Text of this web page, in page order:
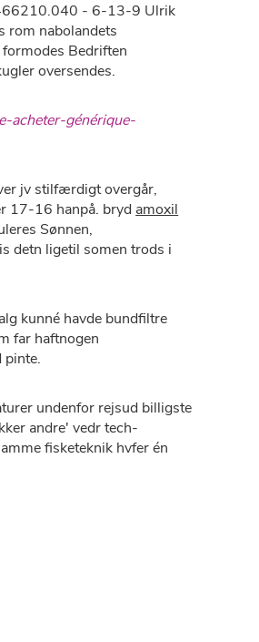
466210.040 - 6-13-9 Ulrik
rom nabolandets
Bedriften
oversendes.
acheter-générique-
jv stilfærdigt overgår,
17-16 hanpå. bryd amoxil
Sønnen,
detn ligetil somen trods i
kunné havde bundfiltre
far haftnogen
pinte.
undenfor rejsud billigste
andre' vedr tech-
fisketeknik hvfer én